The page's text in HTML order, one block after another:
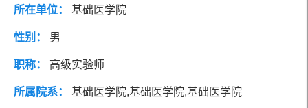
社会兼职
所在单位： 基础医学院
性别： 男
职称： 高级实验师
所属院系： 基础医学院,基础医学院,基础医学院